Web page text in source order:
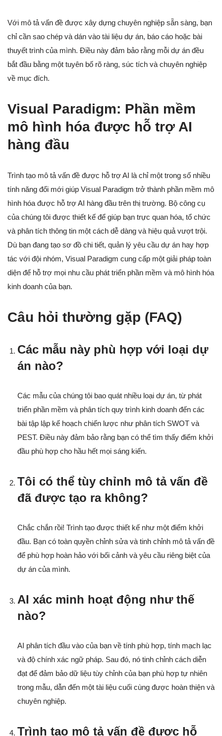
Với mô tả vấn đề được xây dựng chuyên nghiệp sẵn sàng, bạn
chỉ cần sao chép và dán vào tài liệu dự án, báo cáo hoặc bài
thuyết trình của mình. Điều này đảm bảo rằng mỗi dự án đều
bắt đầu bằng một tuyên bố rõ ràng, súc tích và chuyên nghiệp
về mục đích.
Visual Paradigm: Phần mềm
mô hình hóa được hỗ trợ AI
hàng đầu
Trình tạo mô tả vấn đề được hỗ trợ AI là chỉ một trong số nhiều
tính năng đổi mới giúp Visual Paradigm trở thành phần mềm mô
hình hóa được hỗ trợ AI hàng đầu trên thị trường. Bộ công cụ
của chúng tôi được thiết kế để giúp bạn trực quan hóa, tổ chức
và phân tích thông tin một cách dễ dàng và hiệu quả vượt trội.
Dù bạn đang tạo sơ đồ chi tiết, quản lý yêu cầu dự án hay hợp
tác với đội nhóm, Visual Paradigm cung cấp một giải pháp toàn
diện để hỗ trợ mọi nhu cầu phát triển phần mềm và mô hình hóa
kinh doanh của bạn.
Câu hỏi thường gặp (FAQ)
Các mẫu này phù hợp với loại dự
án nào?
Các mẫu của chúng tôi bao quát nhiều loại dự án, từ phát
triển phần mềm và phân tích quy trình kinh doanh đến các
bài tập lập kế hoạch chiến lược như phân tích SWOT và
PEST. Điều này đảm bảo rằng bạn có thể tìm thấy điểm khởi
đầu phù hợp cho hầu hết mọi sáng kiến.
Tôi có thể tùy chỉnh mô tả vấn đề
đã được tạo ra không?
Chắc chắn rồi! Trình tạo được thiết kế như một điểm khởi
đầu. Bạn có toàn quyền chỉnh sửa và tinh chỉnh mô tả vấn đề
để phù hợp hoàn hảo với bối cảnh và yêu cầu riêng biệt của
dự án của mình.
AI xác minh hoạt động như thế
nào?
AI phân tích đầu vào của bạn về tính phù hợp, tính mạch lạc
và độ chính xác ngữ pháp. Sau đó, nó tinh chỉnh cách diễn
đạt để đảm bảo dữ liệu tùy chỉnh của bạn phù hợp tự nhiên
trong mẫu, dẫn đến một tài liệu cuối cùng được hoàn thiện và
chuyên nghiệp.
Trình tạo mô tả vấn đề được hỗ